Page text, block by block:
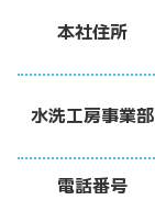
本社住所
水洗工房事業部
電話番号